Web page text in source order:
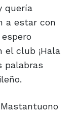
quería
a estar con
el club ¡Hala
palabras